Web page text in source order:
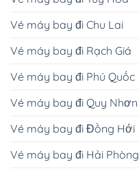
Vé máy bay đi Chu Lai
Vé máy bay đi Rạch Giá
Vé máy bay đi Phú Quốc
Vé máy bay đi Quy Nhơn
Vé máy bay đi Đồng Hới
Vé máy bay đi Hải Phòng